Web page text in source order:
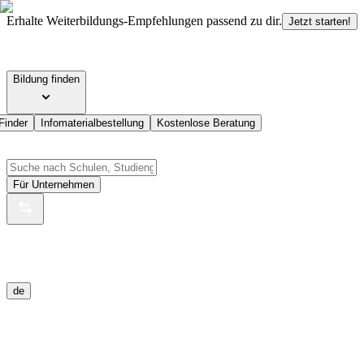
Erhalte Weiterbildungs-Empfehlungen passend zu dir. Jetzt starten!
Bildung finden
Infomaterialbestellung Kostenlose Beratung
Für Unternehmen
de